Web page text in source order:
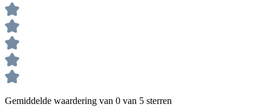
Gemiddelde waardering van 0 van 5 sterren